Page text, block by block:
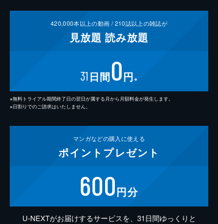
420,000本以上の動画 /210誌以上の雑誌が
見放題 読み放題
31 日間0円 ※
※無料トライアル期間終了日の翌日が属する月から月額料金が発生します。
※日割りでのご請求はいたしません。
マンガなどの購入に使える
ポイント プレゼント
600円分
U-NEXTがお届けするサービスを、31日間ゆっくりと